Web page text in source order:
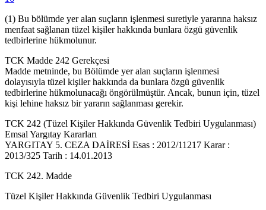
(1) Bu bölümde yer alan suçların işlenmesi suretiyle yararına haksız
menfaat sağlanan tüzel kişiler hakkında bunlara özgü güvenlik
tedbirlerine hükmolunur.
TCK Madde 242 Gerekçesi
Madde metninde, bu Bölümde yer alan suçların işlenmesi
dolayısıyla tüzel kişiler hakkında da bunlara özgü güvenlik
tedbirlerine hükmolunacağı öngörülmüştür. Ancak, bunun için, tüzel
kişi lehine haksız bir yararın sağlanması gerekir.
TCK 242 (Tüzel Kişiler Hakkında Güvenlik Tedbiri Uygulanması)
Emsal Yargıtay Kararları
YARGITAY 5. CEZA DAİRESİ Esas : 2012/11217 Karar :
2013/325 Tarih : 14.01.2013
TCK 242. Madde
Tüzel Kişiler Hakkında Güvenlik Tedbiri Uygulanması